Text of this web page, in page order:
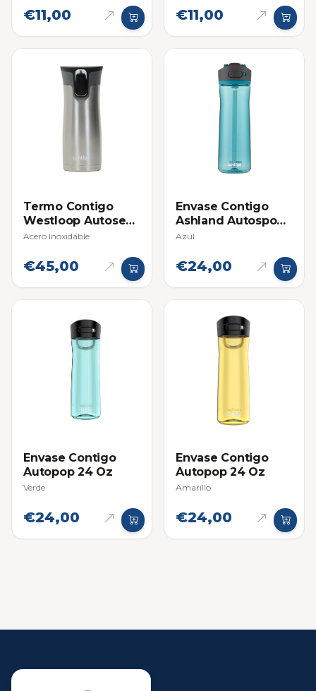
500ml
€11,00 €11,00
Termo Contigo
Westloop Autoseal
16 Oz
Acero Inoxidable
€45,00
Envase Contigo
Ashland Autospout
24 Oz
Azul
€24,00
Envase Contigo
Autopop 24 Oz
Verde
€24,00
Envase Contigo
Autopop 24 Oz
Amarillo
€24,00